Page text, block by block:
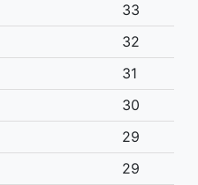
33
32
31
30
29
29